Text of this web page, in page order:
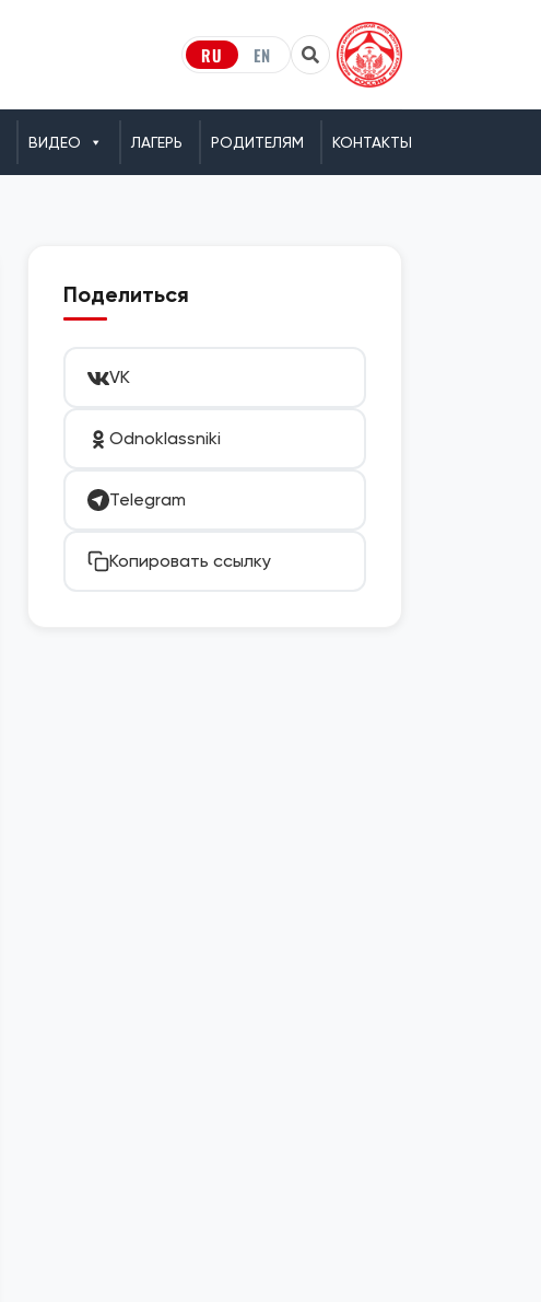
RU EN
ВИДЕО ЛАГЕРЬ РОДИТЕЛЯМ КОНТАКТЫ
Поделиться
VK
Odnoklassniki
Telegram
Копировать ссылку